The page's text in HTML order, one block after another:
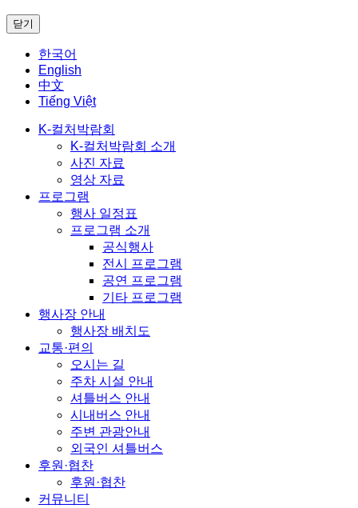
닫기
한국어
English
中文
Tiếng Việt
K-컬처박람회
K-컬처박람회 소개
사진 자료
영상 자료
프로그램
행사 일정표
프로그램 소개
공식행사
전시 프로그램
공연 프로그램
기타 프로그램
행사장 안내
행사장 배치도
교통·편의
오시는 길
주차 시설 안내
셔틀버스 안내
시내버스 안내
주변 관광안내
외국인 셔틀버스
후원·협찬
후원·협찬
커뮤니티